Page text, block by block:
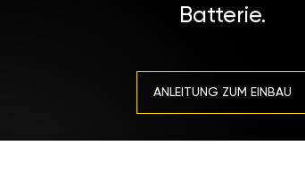
Batterie.
ANLEITUNG ZUM EINBAU